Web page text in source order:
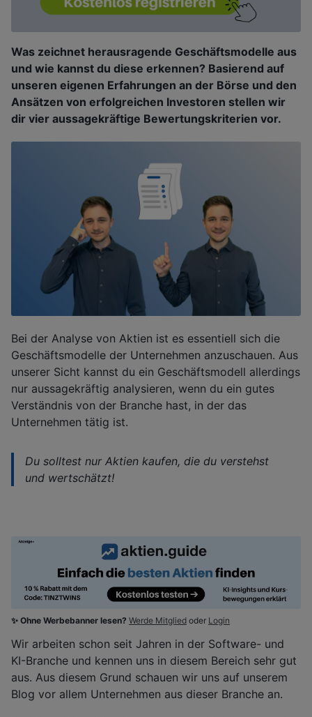
Was zeichnet herausragende Geschäftsmodelle aus
und wie kannst du diese erkennen? Basierend auf
unseren eigenen Erfahrungen an der Börse und den
Ansätzen von erfolgreichen Investoren stellen wir
dir vier aussagekräftige Bewertungskriterien vor.
Bei der Analyse von Aktien ist es essentiell sich die
Geschäftsmodelle der Unternehmen anzuschauen. Aus
unserer Sicht kannst du ein Geschäftsmodell allerdings
nur aussagekräftig analysieren, wenn du ein gutes
Verständnis von der Branche hast, in der das
Unternehmen tätig ist.
Du solltest nur Aktien kaufen, die du verstehst
und wertschätzt!
✨ Ohne Werbebanner lesen? Werde Mitglied oder Login
Wir arbeiten schon seit Jahren in der Software- und
KI-Branche und kennen uns in diesem Bereich sehr gut
aus. Aus diesem Grund schauen wir uns auf unserem
Blog vor allem Unternehmen aus dieser Branche an.